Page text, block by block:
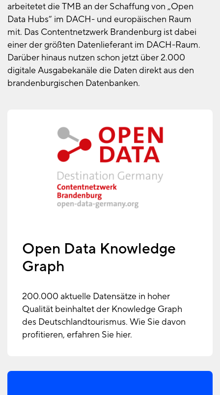
arbeitetet die TMB an der Schaffung von „Open
Data Hubs“ im DACH- und europäischen Raum
mit. Das Contentnetzwerk Brandenburg ist dabei
einer der größten Datenlieferant im DACH-Raum.
Darüber hinaus nutzen schon jetzt über 2.000
digitale Ausgabekanäle die Daten direkt aus den
brandenburgischen Datenbanken.
Open Data Knowledge
Graph
200.000 aktuelle Datensätze in hoher
Qualität beinhaltet der Knowledge Graph
des Deutschlandtourismus. Wie Sie davon
profitieren, erfahren Sie hier.